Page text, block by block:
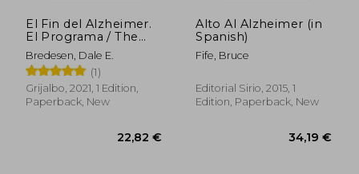
El Fin del Alzheimer.
El Programa / The
End of Alzheimer's
Program: The First
Protocol to Enhance
Cognition and
Reverse Decline at
Bredesen, Dale E.
(1)
Grijalbo, 2021, 1 Edition,
Paperback, New
Alto Al Alzheimer (in
Spanish)
Fife, Bruce
Editorial Sirio, 2015, 1
Edition, Paperback, New